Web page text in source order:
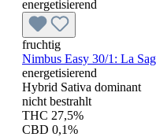
energetisierend
fruchtig
Nimbus Easy 30/1: La
energetisierend
Hybrid Sativa dominant
nicht bestrahlt
THC 27,5%
CBD 0,1%